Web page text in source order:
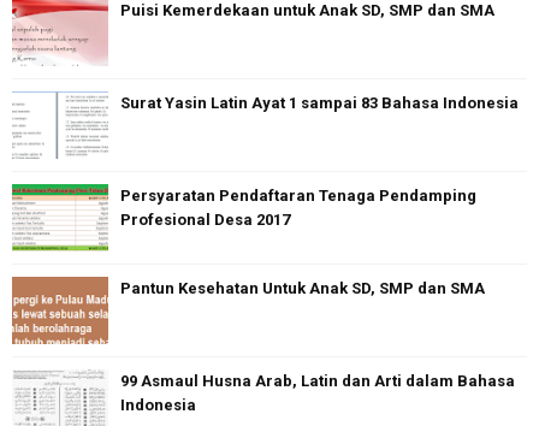
Puisi Kemerdekaan untuk Anak SD, SMP dan SMA
Surat Yasin Latin Ayat 1 sampai 83 Bahasa Indonesia
Persyaratan Pendaftaran Tenaga Pendamping
Profesional Desa 2017
Pantun Kesehatan Untuk Anak SD, SMP dan SMA
99 Asmaul Husna Arab, Latin dan Arti dalam Bahasa
Indonesia